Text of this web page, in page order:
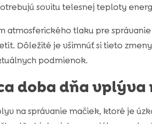
sovitu telesnej teploty
atmosferického tlaku pre
Dôležité je všimnúť si tieto
podmienok.
doba dňa vplýva
na správanie mačiek, ktoré je